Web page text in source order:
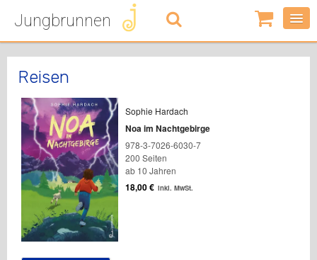
Jungbrunnen
0
Artikel
-
Reisen
Sophie Hardach
Noa im Nachtgebirge
978-3-7026-6030-7
200 Seiten
ab 10 Jahren
18,00€ inkl. MwSt.